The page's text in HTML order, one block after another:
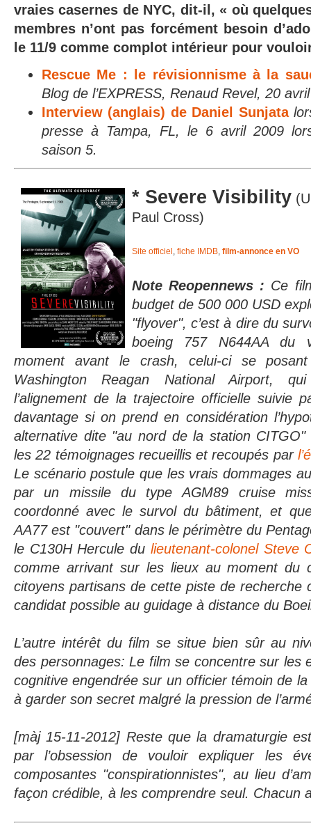
vraies casernes de NYC, dit-il, « où
membres n’ont pas forcément besoin
le 11/9 comme complot intérieur pour
Rescue Me : le révisionnisme à la
Blog de l’EXPRESS, Renaud Revel, 20
Interview (anglais) de Daniel Sunjata
presse à Tampa, FL, le 6 avril 2009
saison 5.
* Severe Visibility
Paul Cross)
Site officiel fiche IMDB film-annonce en VO
Note Reopennews : Ce
budget de 500 000 USD
"flyover", c’est à dire du
boeing 757 N644AA du
moment avant le crash, celui-ci se
Washington Reagan National Airport,
l’alignement de la trajectoire officielle suivie
davantage si on prend en considération
alternative dite "au nord de la station
les 22 témoignages recueillis et recoupés par
Le scénario postule que les vrais dommages
par un missile du type AGM89 cruise
coordonné avec le survol du bâtiment, et
AA77 est "couvert" dans le périmètre du
le C130H Hercule du lieutenant-colonel Steve
comme arrivant sur les lieux au moment du
citoyens partisans de cette piste de recherche
candidat possible au guidage à distance du
L’autre intérêt du film se situe bien sûr au
des personnages: Le film se concentre sur les
cognitive engendrée sur un officier témoin de
à garder son secret malgré la pression de
[màj 15-11-2012] Reste que la dramaturgie
par l’obsession de vouloir expliquer les
composantes "conspirationnistes", au lieu
façon crédible, à les comprendre seul. Chacun